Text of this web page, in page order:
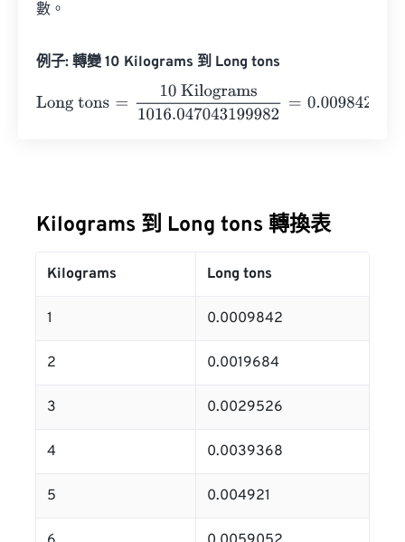
數。
例子: 轉變 10 Kilograms 到 Long tons
Long tons
10 Kilograms1016.047043199982 =
Kilograms 到 Long tons 轉換表
Kilograms Long tons
1 0.0009842
2 0.0019684
3 0.0029526
4 0.0039368
5 0.004921